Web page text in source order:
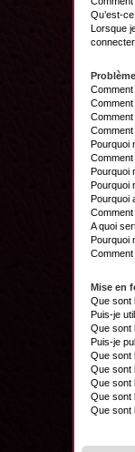
Qu’est-
Lorsque
Pourquoi
Pourquoi
Pourquoi
Pourquoi
A quoi
Pourquoi
Mise en
Que sont
Puis-je
Que sont
Puis-je
Que sont
Que sont
Que sont
Que sont
Que sont